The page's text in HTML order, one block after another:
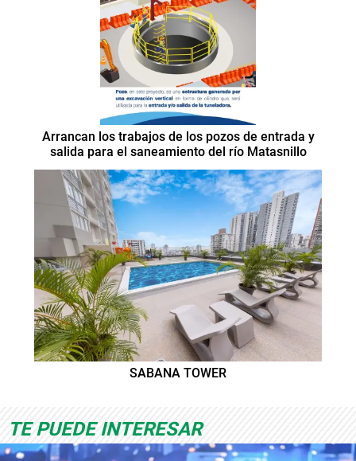
Arrancan los trabajos de los pozos de entrada y
salida para el saneamiento del río Matasnillo
SABANA TOWER
TE PUEDE INTERESAR